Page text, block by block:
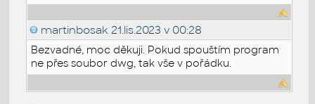
martinbosak 21.lis.2023 v 00:28
Bezvadné, moc děkuji. Pokud spouštím program
ne přes soubor dwg, tak vše v pořádku.